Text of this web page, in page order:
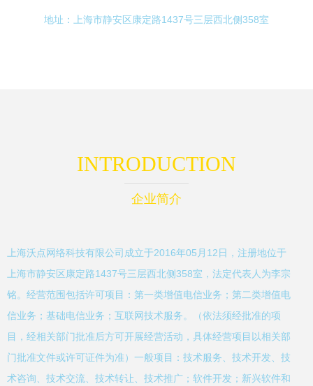
地址：上海市静安区康定路1437号三层西北侧358室
INTRODUCTION
企业简介
上海沃点网络科技有限公司成立于2016年05月12日，注册地位于
上海市静安区康定路1437号三层西北侧358室，法定代表人为李宗
铭。经营范围包括许可项目：第一类增值电信业务；第二类增值电
信业务；基础电信业务；互联网技术服务。（依法须经批准的项
目，经相关部门批准后方可开展经营活动，具体经营项目以相关部
门批准文件或许可证件为准）一般项目：技术服务、技术开发、技
术咨询、技术交流、技术转让、技术推广；软件开发；新兴软件和